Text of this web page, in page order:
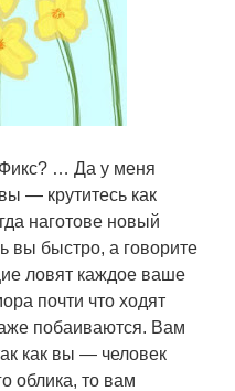
Фикс? … Да у меня
— крутитесь как
наготове новый
вы быстро, а говорите
ловят каждое ваше
почти что ходят
побаиваются. Вам
как вы — человек
облика, то вам